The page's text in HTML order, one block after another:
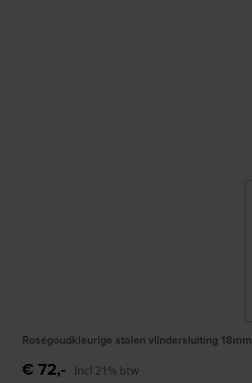
Roségoudkleurige stalen vlindersluiting 18mm
€ 72,- Incl 21% btw